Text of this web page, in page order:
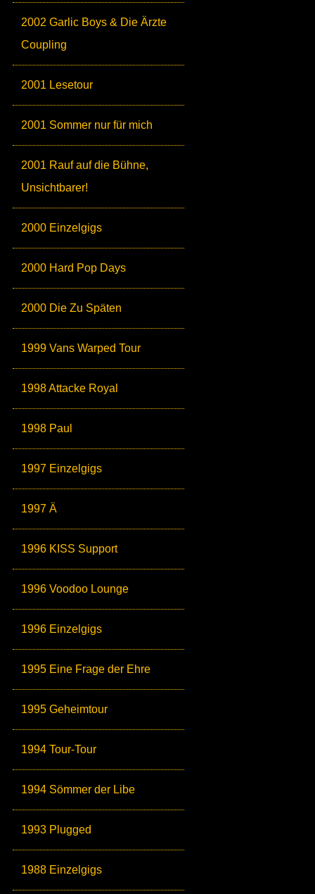
2002 Garlic Boys & Die Ärzte
Coupling
2001 Lesetour
2001 Sommer nur für mich
2001 Rauf auf die Bühne,
Unsichtbarer!
2000 Einzelgigs
2000 Hard Pop Days
2000 Die Zu Späten
1999 Vans Warped Tour
1998 Attacke Royal
1998 Paul
1997 Einzelgigs
1997 Ä
1996 KISS Support
1996 Voodoo Lounge
1996 Einzelgigs
1995 Eine Frage der Ehre
1995 Geheimtour
1994 Tour-Tour
1994 Sömmer der Libe
1993 Plugged
1988 Einzelgigs